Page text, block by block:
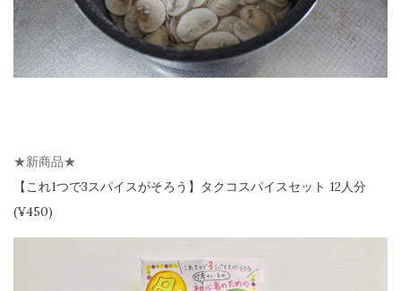
★新商品★
【これ1つで3スパイスがそろう】
タクコスパイスセット 12人分
(¥450)